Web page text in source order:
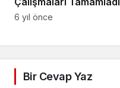
6 yıl önce
Bir Cevap Yaz